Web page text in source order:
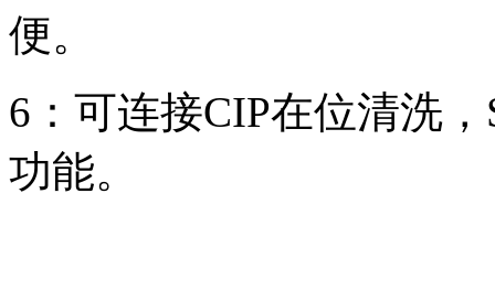
便。
6：可连接CIP在位清洗
功能。